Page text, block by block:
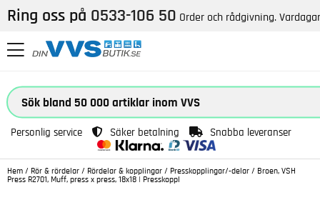
Ring oss på 0533-106 50 Order och rådgivning.
Personlig service Säker betalning Snabba leveranser
Hem / Rör & rördelar / Rördelar & kopplingar / Presskopplingar/-delar / Broen, VSH
Press R2701, Muff, press x press, 18x18 | Presskoppl